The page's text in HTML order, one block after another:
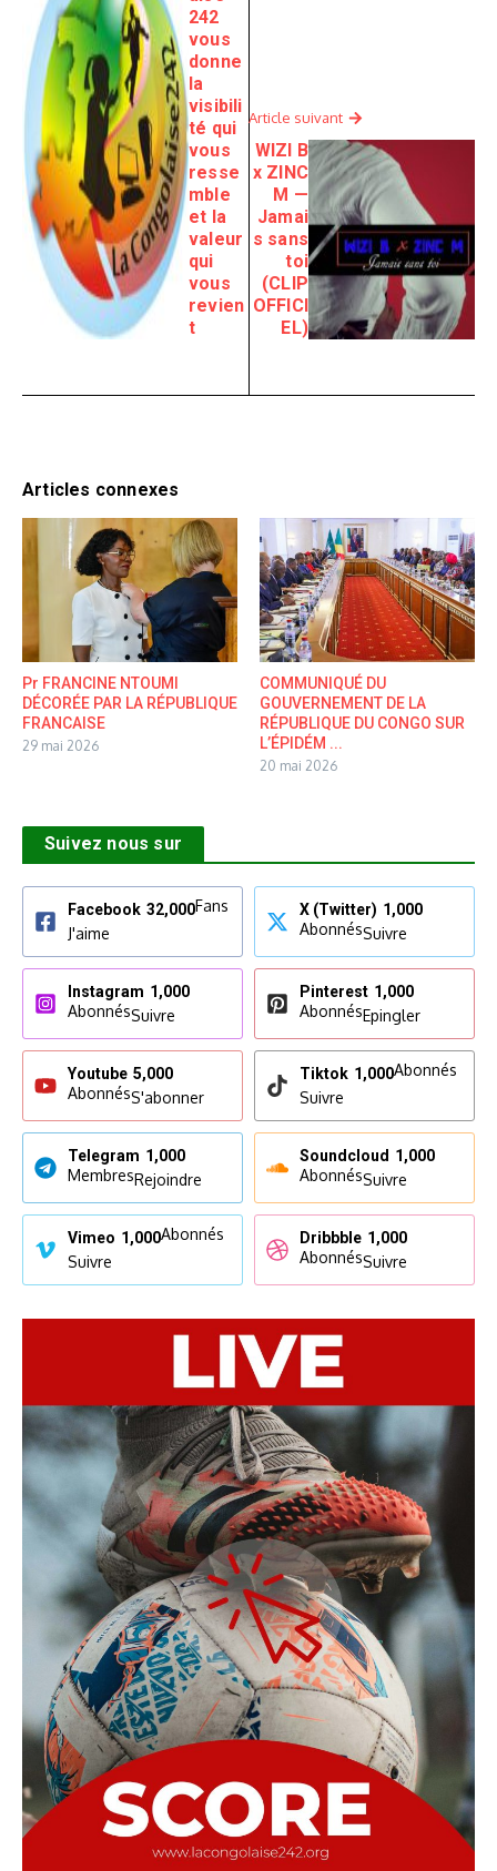
242
vous
donne
la
visibili
té qui
vous
resse
mble
et la
valeur
qui
vous
revien
t
Article suivant
WIZI B
x ZINC
M —
Jamai
s sans
toi
(CLIP
OFFICI
EL)
Articles connexes
Pr FRANCINE NTOUMI
DÉCORÉE PAR LA RÉPUBLIQUE
FRANCAISE
29 mai 2026
COMMUNIQUÉ DU
GOUVERNEMENT DE LA
RÉPUBLIQUE DU CONGO SUR
L’ÉPIDÉM ...
20 mai 2026
Suivez nous sur
Facebook 32,000Fans
J'aime
X (Twitter) 1,000
AbonnésSuivre
Instagram 1,000
AbonnésSuivre
Pinterest 1,000
AbonnésEpingler
Youtube 5,000
AbonnésS'abonner
Tiktok 1,000Abonnés
Suivre
Telegram 1,000
MembresRejoindre
Soundcloud 1,000
AbonnésSuivre
Vimeo 1,000Abonnés
Suivre
Dribbble 1,000
AbonnésSuivre